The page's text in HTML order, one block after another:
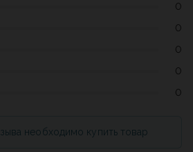
0
0
0
0
0
необходимо купить товар